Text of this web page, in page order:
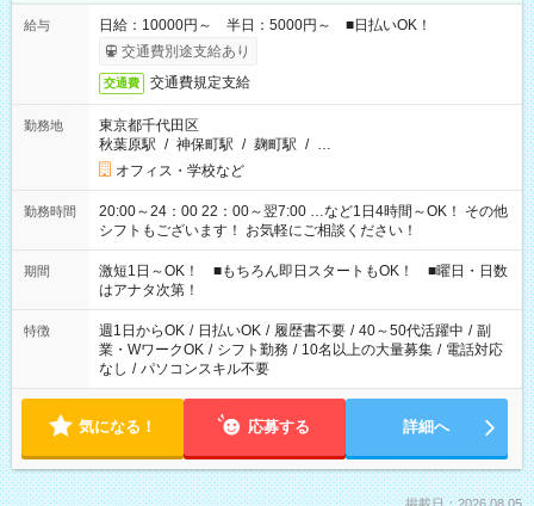
給与
日給：10000円～ 半日：5000円～ ■日払いOK！
交通費別途支給あり
交通費 交通費規定支給
勤務地
東京都千代田区
秋葉原駅 / 神保町駅 / 麹町駅 / …
オフィス・学校など
勤務時間
20:00～24：00 22：00～翌7:00 …など1日4時間～OK！ その他
シフトもございます！ お気軽にご相談ください！
期間
激短1日～OK！ ■もちろん即日スタートもOK！ ■曜日・日数
はアナタ次第！
特徴 週1日からOK / 日払いOK / 履歴書不要 / 40～50代活躍中 / 副
業・WワークOK / シフト勤務 / 10名以上の大量募集 / 電話対応
なし / パソコンスキル不要
気になる！ 応募する 詳細へ